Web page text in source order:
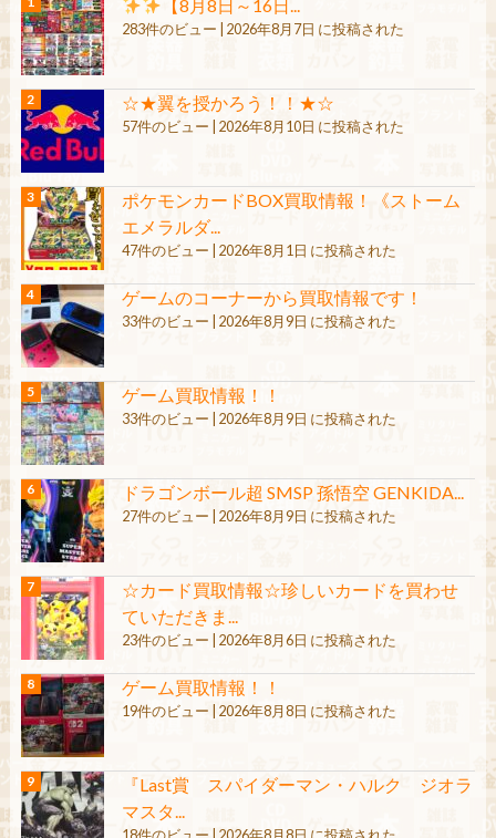
【8月8日～16日...
283件のビュー 2026年8月7日 に投稿された
☆★翼を授かろう！！★☆
57件のビュー 2026年8月10日 に投稿された
ポケモンカードBOX買取情報！《ストーム
エメラルダ...
47件のビュー 2026年8月1日 に投稿された
ゲームのコーナーから買取情報です！
33件のビュー 2026年8月9日 に投稿された
ゲーム買取情報！！
33件のビュー 2026年8月9日 に投稿された
ドラゴンボール超 SMSP 孫悟空 GENKIDA...
27件のビュー 2026年8月9日 に投稿された
☆カード買取情報☆珍しいカードを買わせ
ていただきま...
23件のビュー 2026年8月6日 に投稿された
ゲーム買取情報！！
19件のビュー 2026年8月8日 に投稿された
『Last賞 スパイダーマン・ハルク ジオラ
マスタ...